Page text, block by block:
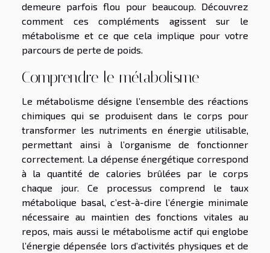
demeure parfois flou pour beaucoup. Découvrez
comment ces compléments agissent sur le
métabolisme et ce que cela implique pour votre
parcours de perte de poids.
Comprendre le métabolisme
Le métabolisme désigne l’ensemble des réactions
chimiques qui se produisent dans le corps pour
transformer les nutriments en énergie utilisable,
permettant ainsi à l’organisme de fonctionner
correctement. La dépense énergétique correspond
à la quantité de calories brûlées par le corps
chaque jour. Ce processus comprend le taux
métabolique basal, c’est-à-dire l’énergie minimale
nécessaire au maintien des fonctions vitales au
repos, mais aussi le métabolisme actif qui englobe
l’énergie dépensée lors d’activités physiques et de